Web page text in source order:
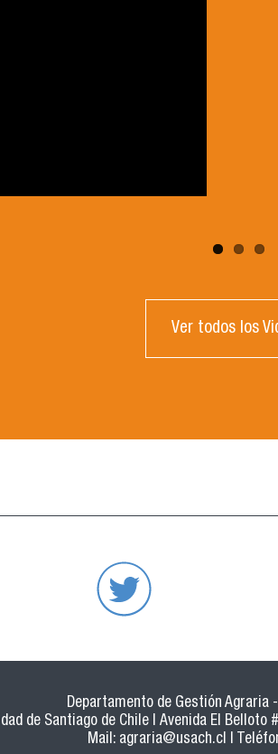
Ver todos los
Departamento de Gestión Agraria
de Santiago de Chile | Avenida El
Mail: agraria@usach.cl |